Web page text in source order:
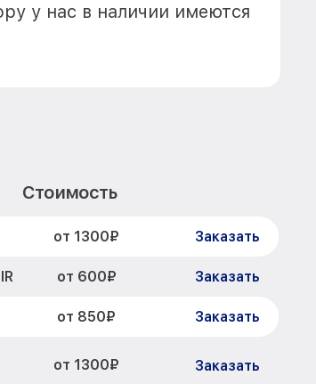
у нас в наличии имеются
Стоимость
от 1300₽ Заказать
от 600₽ Заказать
от 850₽ Заказать
от 1300₽ Заказать